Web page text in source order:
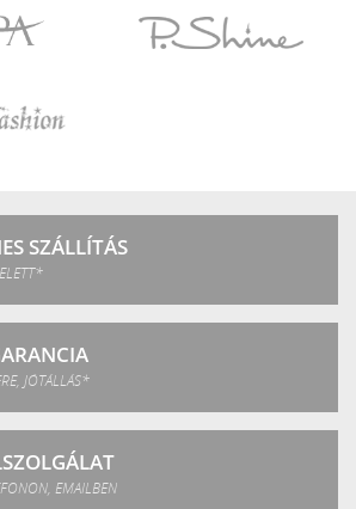
SZÁLLÍTÁS
JÓTÁLLÁS*
EMAILBEN